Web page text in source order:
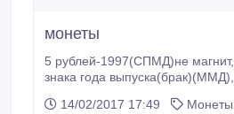
монеты
5 рублей-1997(СПМД)не магнит, 10 рублей без
знака года выпуска(брак)(ММД), 10 рублей 2011
14/02/2017 17:49
Монеты